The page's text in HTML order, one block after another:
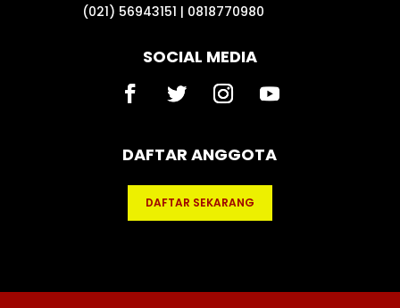
(021) 56943151 | 0818770980
SOCIAL MEDIA
DAFTAR ANGGOTA
DAFTAR SEKARANG